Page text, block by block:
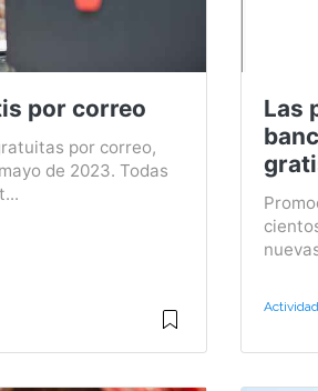
por correo
por correo,
de 2023. Todas
Las